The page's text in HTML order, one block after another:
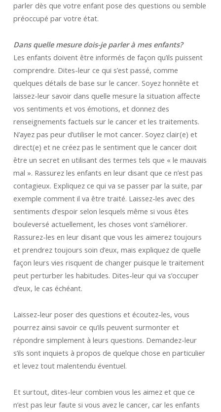
parler dès que votre enfant pose des questions ou semble
préoccupé par votre état.
Dans quelle mesure dois-je parler à mes enfants?
Les enfants doivent être informés de façon qu’ils puissent
comprendre. Dites-leur ce qui s’est passé, comme
quelques détails de base sur le cancer. Soyez honnête et
laissez-leur savoir dans quelle mesure la situation affecte
vos sentiments et vos émotions, et donnez des
renseignements factuels sur le cancer et les traitements.
N’ayez pas peur d’utiliser le mot cancer. Soyez clair(e) et
direct(e) et ne créez pas le sentiment que le cancer doit
être un secret en utilisant des termes tels que « le mauvais
mal ». Rassurez les enfants en leur disant que ce n’est pas
contagieux. Expliquez ce qui va se passer par la suite, par
exemple comment il va être traité. Laissez-les avec des
sentiments d’espoir selon lesquels même si vous êtes
bouleversé actuellement, les choses vont s’améliorer.
Rassurez-les en leur disant que vous les aimerez toujours
et prendrez toujours soin d’eux, mais expliquez de quelle
façon leurs vies risquent de changer puisque le traitement
peut perturber les habitudes. Dites-leur qui va s’occuper
d’eux, le cas échéant.
Laissez-leur poser des questions et écoutez-les, vous
pourrez ainsi savoir ce qu’ils peuvent surmonter et
répondre simplement à leurs questions. Demandez-leur
s’ils sont inquiets à propos de quelque chose en particulier
et levez tout malentendu éventuel.
Et surtout, dites-leur combien vous les aimez et que ce
n’est pas leur faute si vous avez le cancer, car les enfants